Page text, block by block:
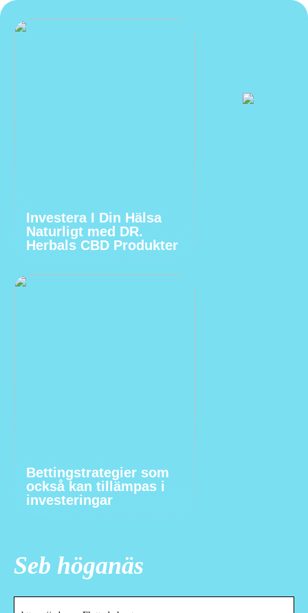
Investera I Din Hälsa
Naturligt med DR.
Herbals CBD Produkter
Bettingstrategier som
också kan tillämpas i
investeringar
Seb höganäs